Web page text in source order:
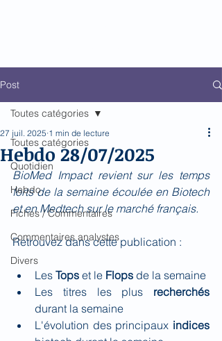
Post
Toutes catégories
Quotidien
Hebdo
Fiches / Commentaires
Commentaires analystes
Divers
Toutes catégories
Hebdo 28/07/2025
27 juil. 2025 1 min de lecture
BioMed Impact revient sur les temps
forts de la semaine écoulée en Biotech
et en Medtech sur le marché français.
Retrouvez dans cette publication :
Les Tops et le Flops de la semaine
Les titres les plus
durant la semaine
L'évolution des principaux